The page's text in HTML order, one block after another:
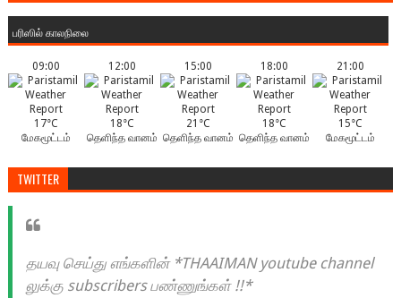
பரிஸில் காலநிலை
09:00
17°C
மேகமூட்டம்
12:00
18°C
தெளிந்த வானம்
15:00
21°C
தெளிந்த வானம்
18:00
18°C
தெளிந்த வானம்
21:00
15°C
மேகமூட்டம்
TWITTER
தயவு செய்து எங்களின் *THAAIMAN youtube channel
லுக்கு subscribers பண்ணுங்கள் !!*